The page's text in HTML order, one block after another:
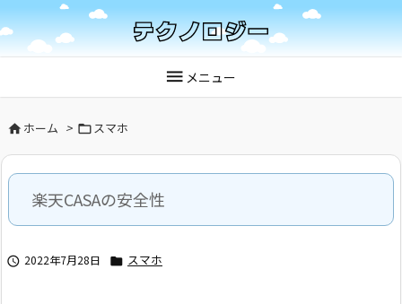
メニュー
 ホーム > スマホ
楽天CASAの安全性
 2022年7月28日  スマホ